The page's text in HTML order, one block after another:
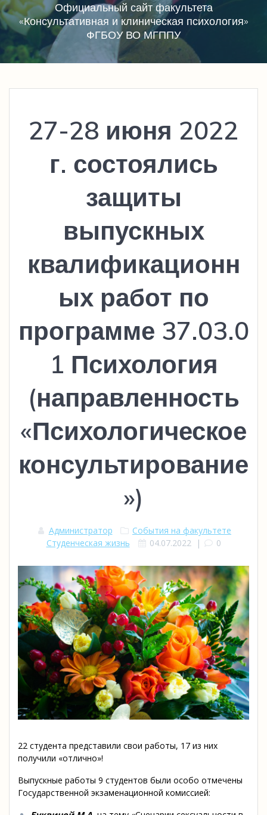
Официальный сайт факультета
«Консультативная и клиническая психология»
ФГБОУ ВО МГППУ
27-28 июня 2022
г. состоялись
защиты
выпускных
квалификационн
ых работ по
программе 37.03.0
1 Психология
(направленность
«Психологическое
консультирование
»)
Администратор
События на факультете
Студенческая жизнь
04.07.2022 | 0
22 студента представили свои работы, 17 из них
получили «отлично»!
Выпускные работы 9 студентов были особо отмечены
Государственной экзаменационной комиссией: